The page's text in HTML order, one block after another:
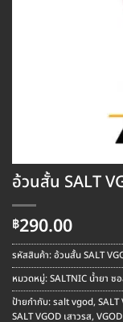
อ้วนสั้น SALT
฿290.00
รหัสสินค้า:อ้วนสั้น SALT
หมวดหมู่:SALTNIC น้ำยา ซ
ป้ายกำกับ:salt vgod, SALT
SALT VGOD เสาวรส,